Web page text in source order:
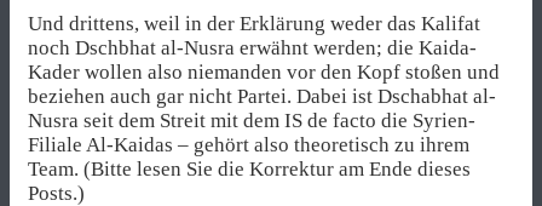
Und drittens, weil in der Erklärung weder das Kalifat
noch Dschbhat al-Nusra erwähnt werden; die Kaida-
Kader wollen also niemanden vor den Kopf stoßen und
beziehen auch gar nicht Partei. Dabei ist Dschabhat al-
Nusra seit dem Streit mit dem IS de facto die Syrien-
Filiale Al-Kaidas – gehört also theoretisch zu ihrem
Team. (Bitte lesen Sie die Korrektur am Ende dieses
Posts.)